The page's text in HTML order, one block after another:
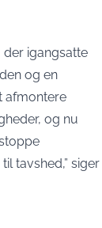
der igangsatte
og en
afmontere
og nu
tavshed,” siger